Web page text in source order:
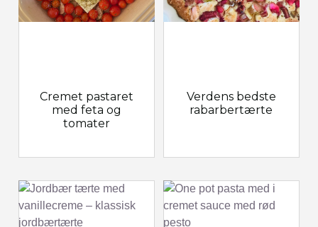
Cremet pastaret
med feta og
tomater
Verdens bedste
rabarbertærte